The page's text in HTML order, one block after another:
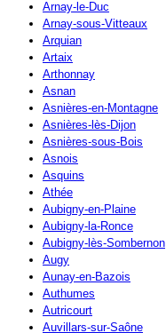
Arnay-le-Duc
Arnay-sous-Vitteaux
Arquian
Artaix
Arthonnay
Asnan
Asnières-en-Montagne
Asnières-lès-Dijon
Asnières-sous-Bois
Asnois
Asquins
Athée
Aubigny-en-Plaine
Aubigny-la-Ronce
Aubigny-lès-Sombernon
Augy
Aunay-en-Bazois
Authumes
Autricourt
Auvillars-sur-Saône